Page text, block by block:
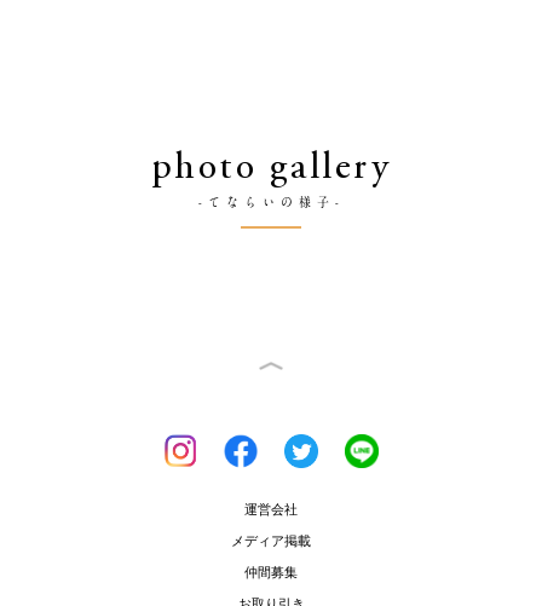
photo gallery
-てならいの様子-
運営会社
メディア掲載
仲間募集
お取り引き